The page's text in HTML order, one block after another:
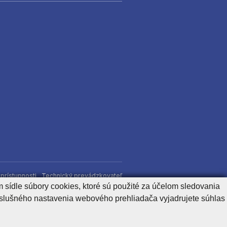
Technický prevádzkovateľ
GenerujeCMS BUXUS
súbory cookies, ktoré sú použité za účelom sledovania
nastavenia webového prehliadača vyjadrujete súhlas